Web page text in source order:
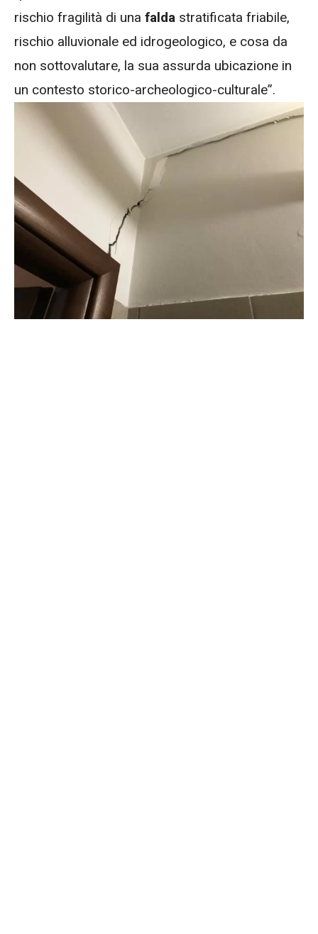
rischio fragilità di una falda stratificata friabile,
rischio alluvionale ed idrogeologico, e cosa da
non sottovalutare, la sua assurda ubicazione in
un contesto storico-archeologico-culturale”.